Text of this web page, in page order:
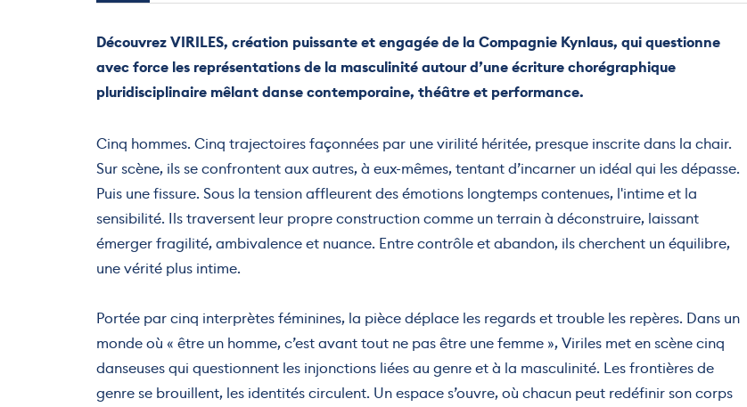
Découvrez VIRILES, création puissante et engagée de la Compagnie Kynlaus, qui questionne
avec force les représentations de la masculinité autour d’une écriture chorégraphique
pluridisciplinaire mêlant danse contemporaine, théâtre et performance.
Cinq hommes. Cinq trajectoires façonnées par une virilité héritée, presque inscrite dans la chair.
Sur scène, ils se confrontent aux autres, à eux-mêmes, tentant d’incarner un idéal qui les dépasse.
Puis une fissure. Sous la tension affleurent des émotions longtemps contenues, l'intime et la
sensibilité. Ils traversent leur propre construction comme un terrain à déconstruire, laissant
émerger fragilité, ambivalence et nuance. Entre contrôle et abandon, ils cherchent un équilibre,
une vérité plus intime.
Portée par cinq interprètes féminines, la pièce déplace les regards et trouble les repères. Dans un
monde où « être un homme, c’est avant tout ne pas être une femme », Viriles met en scène cinq
danseuses qui questionnent les injonctions liées au genre et à la masculinité. Les frontières de
genre se brouillent, les identités circulent. Un espace s’ouvre, où chacun peut redéfinir son corps